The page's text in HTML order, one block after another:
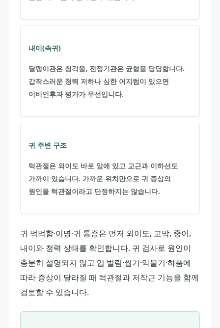
내이(속귀)
달팽이관은 청각을, 전정기관은 균형을 담당합니다.
갑작스러운 청력 저하나 심한 어지럼이 있으면
이비인후과 평가가 우선입니다.
귀 주변 구조
턱관절은 외이도 바로 앞에 있고 교근과 이하선도
가까이 있습니다. 가까운 위치만으로 귀 증상의
원인을 턱관절이라고 단정하지는 않습니다.
귀 먹먹함·이명·귀 통증은 먼저 외이도, 고막, 중이,
내이와 청력 상태를 확인합니다. 귀 검사로 원인이
충분히 설명되지 않고 입 벌림·씹기·악물기·하품에
따라 증상이 달라질 때 턱관절과 저작근 기능을 함께
검토할 수 있습니다.